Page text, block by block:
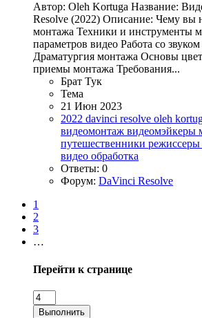
Автор: Oleh Kortuga Название:
Resolve (2022) Описание: Чему вы
монтажа Техники и инструменты
параметров видео Работа со
Драматургия монтажа Основы
приемы монтажа Требования...
Брат Тук
Тема
21 Июн 2023
2022 davinci resolve oleh
видеомонтаж видеомэйкеры
путешественники
видео обработка
Ответы: 0
Форум: DaVinci Resolve
1
2
3
…
Перейти к странице
Выполнить